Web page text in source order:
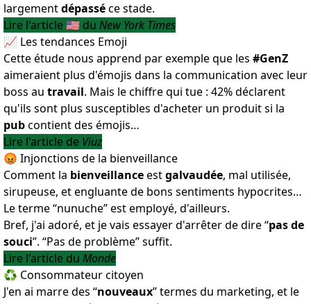
largementdépasséce stade.
Lire l'article 🇺🇸 du New York Times
📈 Les tendances Emoji
Cette étude nous apprend par exemple que les #GenZ
aimeraient plus d'émojis dans la communication avec leur
boss au travail. Mais le chiffre qui tue : 42% déclarent
qu'ils sont plus susceptibles d'acheter un produit si la
pubcontient des émojis…
Lire l'article de Viuz
😡 Injonctions de la bienveillance
Comment la bienveillanceestgalvaudée, mal utilisée,
sirupeuse, et engluante de bons sentiments hypocrites…
Le terme “nunuche” est employé, d'ailleurs.
Bref, j'ai adoré, et je vais essayer d'arrêter de dire “pas de
souci”. “Pas de problème” suffit.
Lire l'article du Monde
♻️ Consommateur citoyen
J'en ai marre des “nouveaux” termes du marketing, et le